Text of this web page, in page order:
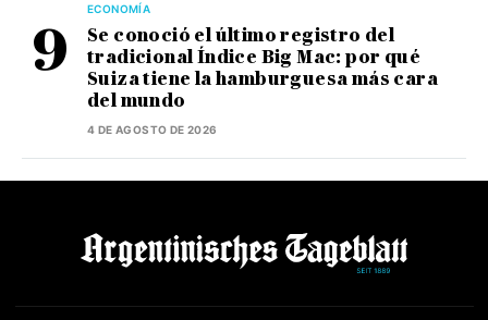
ECONOMÍA
Se conoció el último registro del
tradicional Índice Big Mac: por qué
Suiza tiene la hamburguesa más cara
del mundo
4 DE AGOSTO DE 2026